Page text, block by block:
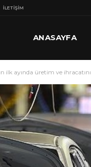
İLETIŞIM
ANASAYFA
ilk ayında üretim ve ihracatını